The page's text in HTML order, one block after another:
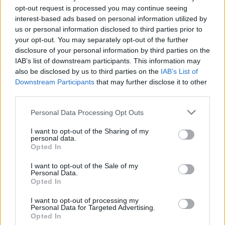
opt-out request is processed you may continue seeing
interest-based ads based on personal information utilized by
us or personal information disclosed to third parties prior to
your opt-out. You may separately opt-out of the further
disclosure of your personal information by third parties on the
IAB’s list of downstream participants. This information may
also be disclosed by us to third parties on the IAB’s List of
Downstream Participants that may further disclose it to other
Personal Data Processing Opt Outs
I want to opt-out of the Sharing of my
personal data.
Opted In
I want to opt-out of the Sale of my
Personal Data.
Opted In
I want to opt-out of processing my
Personal Data for Targeted Advertising.
Opted In
Met de mogelijke komst van Míchel lijkt Ajax opnieuw een
stap te zetten in de herinrichting van de technische staf. De
club begon dit seizoen met John Heitinga, waarna Fred Grim
en later Óscar García het overnamen.
De zoektocht naar stabiliteit op de trainerspositie lijkt
daarmee nog altijd niet afgerond, maar de contouren van een
nieuwe periode worden steeds duidelijker zichtbaar.
Voor García blijft de focus voorlopig liggen op het afronden
van het seizoen. Voor Ajax zelf verschuift de blik ondertussen
Voor het middenveld kiest Ajax opnieuw voor een oude
Ajax